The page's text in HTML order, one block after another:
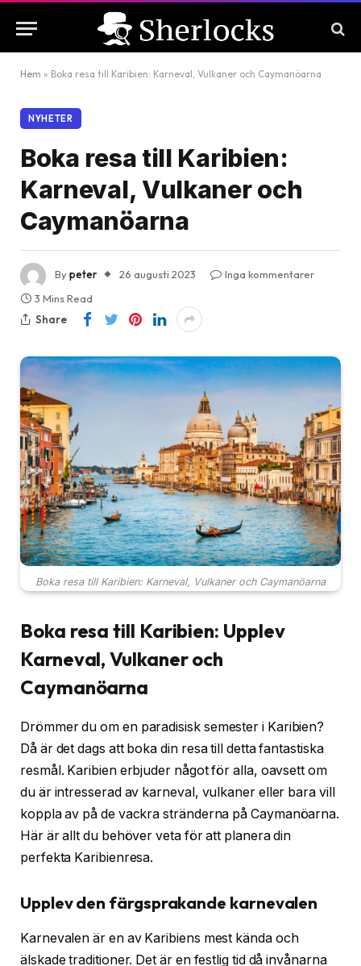
Hem » Boka resa till Karibien: Karneval, Vulkaner och Caymanöarna
NYHETER
Boka resa till Karibien:
Karneval, Vulkaner och
Caymanöarna
Bypeter 26 augusti 2023
Inga kommentarer
3 Mins Read
Share
Boka resa till Karibien: Karneval, Vulkaner och Caymanöarna
Boka resa till Karibien: Upplev
Karneval, Vulkaner och
Caymanöarna
Drömmer du om en paradisisk semester i Karibien?
Då är det dags att boka din resa till detta fantastiska
resmål. Karibien erbjuder något för alla, oavsett om
du är intresserad av karneval, vulkaner eller bara vill
koppla av på de vackra stränderna på Caymanöarna.
Här är allt du behöver veta för att planera din
perfekta Karibienresa.
Upplev den färgsprakande karnevalen
Karnevalen är en av Karibiens mest kända och
älskade traditioner. Det är en festlig tid då invånarna